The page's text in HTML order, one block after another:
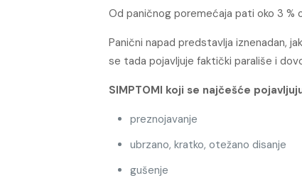
Od paničnog poremećaja pati oko 3 %
Panični napad predstavlja iznenadan,
se tada pojavljuje faktički parališe i
SIMPTOMI koji se najčešće
preznojavanje
ubrzano, kratko, otežano disanje
gušenje